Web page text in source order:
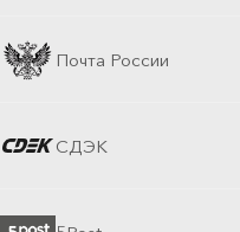
Почта России
СДЭК